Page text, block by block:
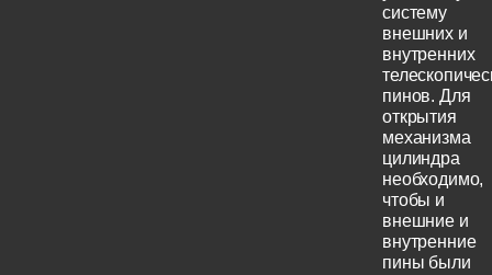
систему
внешних и
внутренних
пинов. Для
открытия
механизма
цилиндра
необходимо,
чтобы и
внешние и
внутренние
пины были